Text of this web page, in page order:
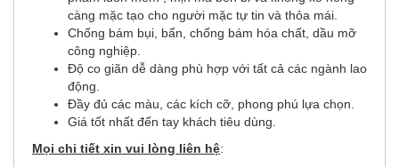
càng mặc tạo cho người mặc tự tin và thỏa mái.
Chống bám bụi, bẩn, chống bám hóa chất, dầu mỡ
công nghiệp.
Độ co giãn dễ dàng phù hợp với tất cả các ngành lao
động.
Đầy đủ các màu, các kích cỡ, phong phú lựa chọn.
Giá tốt nhất đến tay khách tiêu dùng.
Mọi chi tiết xin vui lòng liên hệ: